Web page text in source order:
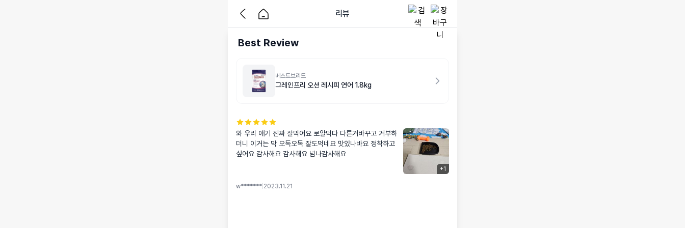
리뷰
Best Review
베스트브리드
그레인프리 오션 레시피 연어 1.8kg
+1
와 우리 애기 진짜 잘먹어요 로얄먹다 다른거바꾸고 거부하
더니 이거는 막 오독오독 잘도먹네요 맛있나바요 정착하고
싶어요 감사해요 감사해요 넘나감사해요
w******* 2023.11.21